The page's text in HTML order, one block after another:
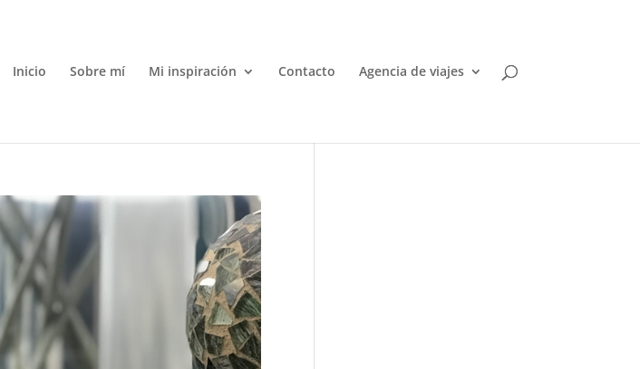
Inicio Sobre mí Mi inspiración Contacto Agencia de viajes